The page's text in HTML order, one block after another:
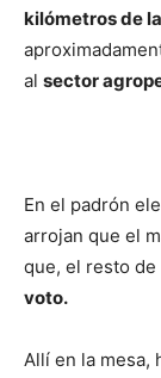
kilómetros de
al sector
En el padrón
arrojan que el
que, el resto
voto.
Allí en la mesa,